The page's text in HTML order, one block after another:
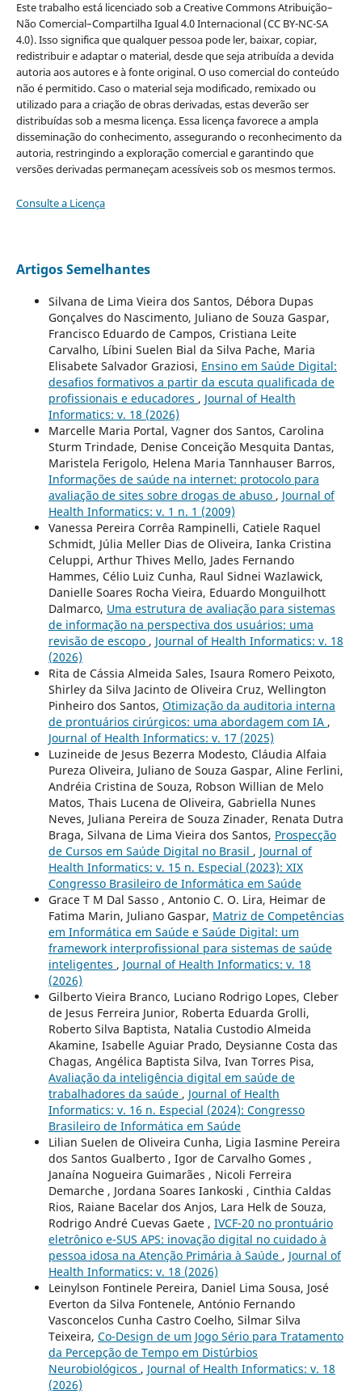
Este trabalho está licenciado sob a Creative Commons Atribuição–
Não Comercial–Compartilha Igual 4.0 Internacional (CC BY-NC-SA
4.0). Isso significa que qualquer pessoa pode ler, baixar, copiar,
redistribuir e adaptar o material, desde que seja atribuída a devida
autoria aos autores e à fonte original. O uso comercial do conteúdo
não é permitido. Caso o material seja modificado, remixado ou
utilizado para a criação de obras derivadas, estas deverão ser
distribuídas sob a mesma licença. Essa licença favorece a ampla
disseminação do conhecimento, assegurando o reconhecimento da
autoria, restringindo a exploração comercial e garantindo que
versões derivadas permaneçam acessíveis sob os mesmos termos.
Consulte a Licença
Artigos Semelhantes
Silvana de Lima Vieira dos Santos, Débora Dupas
Gonçalves do Nascimento, Juliano de Souza Gaspar,
Francisco Eduardo de Campos, Cristiana Leite
Carvalho, Líbini Suelen Bial da Silva Pache, Maria
Elisabete Salvador Graziosi, Ensino em Saúde Digital:
desafios formativos a partir da escuta qualificada de
profissionais e educadores , Journal of Health
Informatics: v. 18 (2026)
Marcelle Maria Portal, Vagner dos Santos, Carolina
Sturm Trindade, Denise Conceição Mesquita Dantas,
Maristela Ferigolo, Helena Maria Tannhauser Barros,
Informações de saúde na internet: protocolo para
avaliação de sites sobre drogas de abuso , Journal of
Health Informatics: v. 1 n. 1 (2009)
Vanessa Pereira Corrêa Rampinelli, Catiele Raquel
Schmidt, Júlia Meller Dias de Oliveira, Ianka Cristina
Celuppi, Arthur Thives Mello, Jades Fernando
Hammes, Célio Luiz Cunha, Raul Sidnei Wazlawick,
Danielle Soares Rocha Vieira, Eduardo Monguilhott
Dalmarco, Uma estrutura de avaliação para sistemas
de informação na perspectiva dos usuários: uma
revisão de escopo , Journal of Health Informatics: v. 18
(2026)
Rita de Cássia Almeida Sales, Isaura Romero Peixoto,
Shirley da Silva Jacinto de Oliveira Cruz, Wellington
Pinheiro dos Santos, Otimização da auditoria interna
de prontuários cirúrgicos: uma abordagem com IA ,
Journal of Health Informatics: v. 17 (2025)
Luzineide de Jesus Bezerra Modesto, Cláudia Alfaia
Pureza Oliveira, Juliano de Souza Gaspar, Aline Ferlini,
Andréia Cristina de Souza, Robson Willian de Melo
Matos, Thais Lucena de Oliveira, Gabriella Nunes
Neves, Juliana Pereira de Souza Zinader, Renata Dutra
Braga, Silvana de Lima Vieira dos Santos, Prospecção
de Cursos em Saúde Digital no Brasil , Journal of
Health Informatics: v. 15 n. Especial (2023): XIX
Congresso Brasileiro de Informática em Saúde
Grace T M Dal Sasso , Antonio C. O. Lira, Heimar de
Fatima Marin, Juliano Gaspar, Matriz de Competências
em Informática em Saúde e Saúde Digital: um
framework interprofissional para sistemas de saúde
inteligentes , Journal of Health Informatics: v. 18
(2026)
Gilberto Vieira Branco, Luciano Rodrigo Lopes, Cleber
de Jesus Ferreira Junior, Roberta Eduarda Grolli,
Roberto Silva Baptista, Natalia Custodio Almeida
Akamine, Isabelle Aguiar Prado, Deysianne Costa das
Chagas, Angélica Baptista Silva, Ivan Torres Pisa,
Avaliação da inteligência digital em saúde de
trabalhadores da saúde , Journal of Health
Informatics: v. 16 n. Especial (2024): Congresso
Brasileiro de Informática em Saúde
Lilian Suelen de Oliveira Cunha, Ligia Iasmine Pereira
dos Santos Gualberto , Igor de Carvalho Gomes ,
Janaína Nogueira Guimarães , Nicoli Ferreira
Demarche , Jordana Soares Iankoski , Cinthia Caldas
Rios, Raiane Bacelar dos Anjos, Lara Helk de Souza,
Rodrigo André Cuevas Gaete , IVCF-20 no prontuário
eletrônico e-SUS APS: inovação digital no cuidado à
pessoa idosa na Atenção Primária à Saúde , Journal of
Health Informatics: v. 18 (2026)
Leinylson Fontinele Pereira, Daniel Lima Sousa, José
Everton da Silva Fontenele, António Fernando
Vasconcelos Cunha Castro Coelho, Silmar Silva
Teixeira, Co-Design de um Jogo Sério para Tratamento
da Percepção de Tempo em Distúrbios
Neurobiológicos , Journal of Health Informatics: v. 18
(2026)